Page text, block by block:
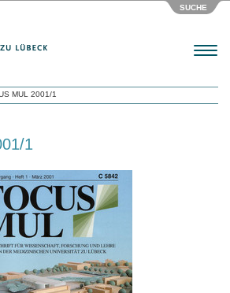
SUCHE
Menu
MUL 2001/1
1